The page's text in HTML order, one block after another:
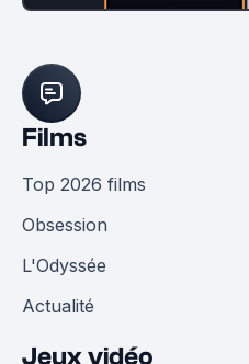
Films
Top 2026 films
Obsession
L'Odyssée
Actualité
Jeux vidéo